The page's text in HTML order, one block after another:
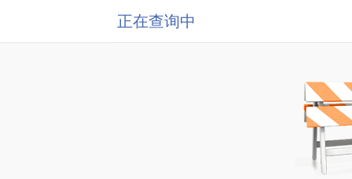
正在查询中